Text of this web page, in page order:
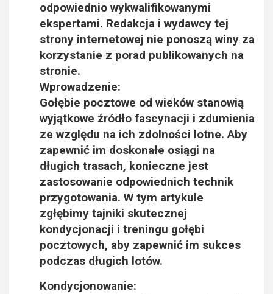
odpowiednio wykwalifikowanymi
ekspertami. Redakcja i wydawcy tej
strony internetowej nie ponoszą winy za
korzystanie z porad publikowanych na
stronie.
Wprowadzenie:
Gołębie pocztowe od wieków stanowią
wyjątkowe źródło fascynacji i zdumienia
ze względu na ich zdolności lotne. Aby
zapewnić im doskonałe osiągi na
długich trasach, konieczne jest
zastosowanie odpowiednich technik
przygotowania. W tym artykule
zgłębimy tajniki skutecznej
kondycjonacji i treningu gołębi
pocztowych, aby zapewnić im sukces
podczas długich lotów.
Kondycjonowanie: